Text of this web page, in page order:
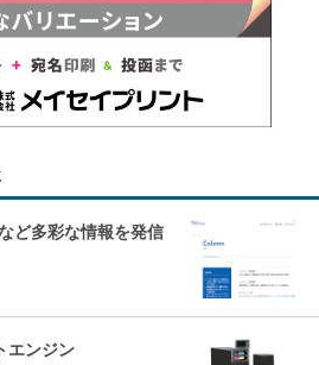
ど多彩な情報を発信
エンジン